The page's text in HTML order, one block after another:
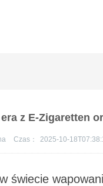
z E-Zigaretten
Czas： 2025-10-
świecie